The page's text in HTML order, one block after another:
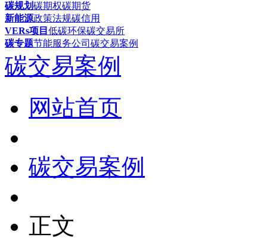
碳规划碳期权碳期货
新能源政策法规碳信用
VERs项目 低碳环保碳交易所
碳专题节能服务公司 碳交易案例
碳交易案例
网站首页
碳交易案例
正文